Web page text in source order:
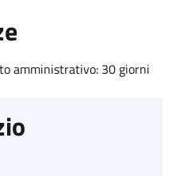
amministrativo: 30 giorni